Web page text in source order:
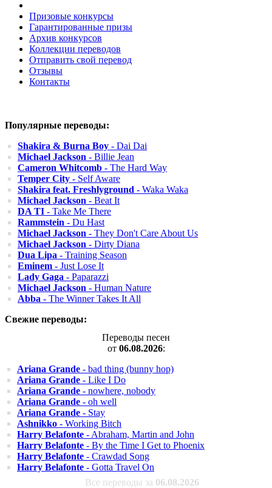
Призовые конкурсы
Гарантированные призы
Архив конкурсов
Коллекции переводов
Отправить свой перевод
Отзывы
Контакты
Популярные переводы:
Shakira & Burna Boy - Dai Dai
Michael Jackson - Billie Jean
Cameron Whitcomb - The Hard Way
Temper City - Self Aware
Shakira feat. Freshlyground - Waka Waka
Michael Jackson - Beat It
DA TI - Take Me There
Rammstein - Du Hast
Michael Jackson - They Don't Care About Us
Michael Jackson - Dirty Diana
Dua Lipa - Training Season
Eminem - Just Lose It
Lady Gaga - Paparazzi
Michael Jackson - Human Nature
Abba - The Winner Takes It All
Свежие переводы:
Переводы песен
от 06.08.2026:
Ariana Grande - bad thing (bunny hop)
Ariana Grande - Like I Do
Ariana Grande - nowhere, nobody
Ariana Grande - oh well
Ariana Grande - Stay
Ashnikko - Working Bitch
Harry Belafonte - Abraham, Martin and John
Harry Belafonte - By the Time I Get to Phoenix
Harry Belafonte - Crawdad Song
Harry Belafonte - Gotta Travel On
Все переводы за 06.08.2026